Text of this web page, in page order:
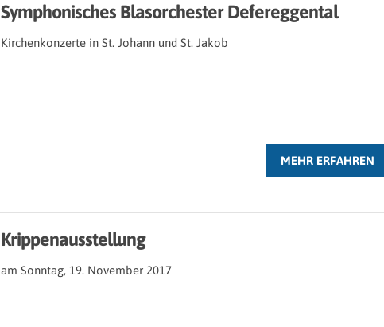
Symphonisches Blasorchester Defereggental
Kirchenkonzerte in St. Johann und St. Jakob
MEHR ERFAHREN
Krippenausstellung
am Sonntag, 19. November 2017